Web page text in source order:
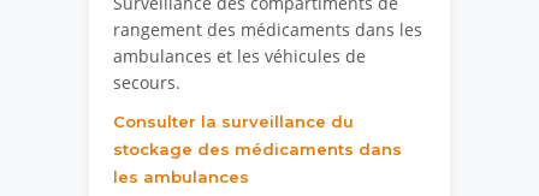
rangement des médicaments dans les
ambulances et les véhicules de
secours.
Consulter la surveillance du
stockage des médicaments dans
les ambulances